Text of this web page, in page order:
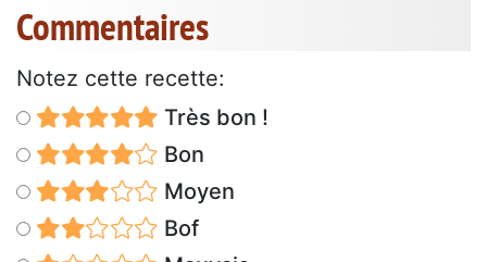
Commentaires
Notez cette recette:
Très bon !
Bon
Moyen
Bof